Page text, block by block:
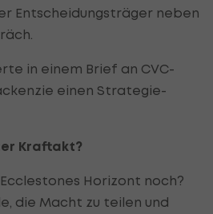
Entscheidungsträger neben
in einem Brief an CVC-
einen Strategie-
Kraftakt?
Horizont noch?
die Macht zu teilen und